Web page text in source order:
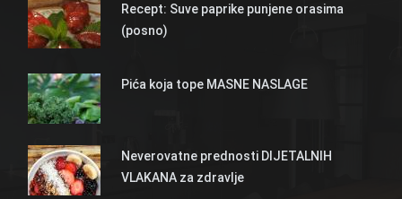
Recept: Suve paprike punjene orasima
(posno)
Pića koja tope MASNE NASLAGE
Neverovatne prednosti DIJETALNIH
VLAKANA za zdravlje